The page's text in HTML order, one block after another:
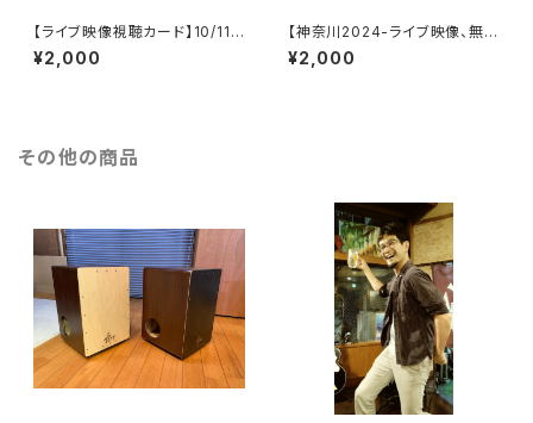
【ライブ映像視聴カード】10/11
HAKO FES 伊勢原 2025
¥2,000
【神奈川2024-ライブ映像、無期
限視聴カード】HAKO FES 神奈
川2024
¥2,000
その他の商品